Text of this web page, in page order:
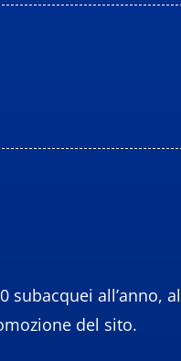
subacquei all’anno,
del sito.